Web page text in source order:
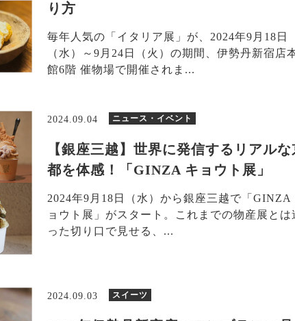
り方
毎年人気の「イタリア展」が、2024年9月18日
（水）～9月24日（火）の期間、伊勢丹新宿店
館6階 催物場で開催されま...
2024.09.04 ニュース・イベント
【銀座三越】世界に発信するリアルな
都を体感！「GINZA キョウト展」
2024年9月18日（水）から銀座三越で「GINZA
ョウト展」がスタート。これまでの物産展とは
った切り口で見せる、...
2024.09.03 スイーツ